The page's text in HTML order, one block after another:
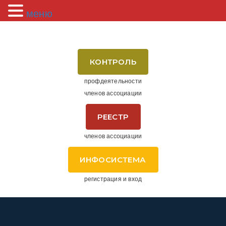
КОНТРОЛЬ
профдеятельности
членов ассоциации
РЕЕСТР
членов ассоциации
ИНФОСИСТЕМА
регистрация и вход
меню